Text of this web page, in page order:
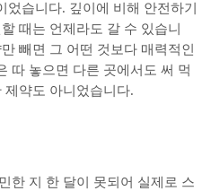
습니다. 깊이에 비해 안전하기
때는 언제라도 갈 수 있습니
빼면 그 어떤 것보다 매력적인
따 놓으면 다른 곳에서도 써 먹
제약도 아니었습니다.
한 지 한 달이 못되어 실제로 스